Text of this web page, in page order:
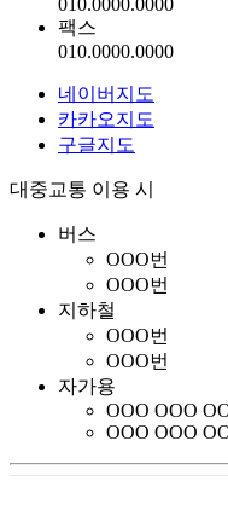
010.0000.0000
팩스
010.0000.0000
네이버지도
카카오지도
구글지도
대중교통 이용 시
버스
OOO번
OOO번
지하철
OOO번
OOO번
자가용
OOO OOO
OOO OOO